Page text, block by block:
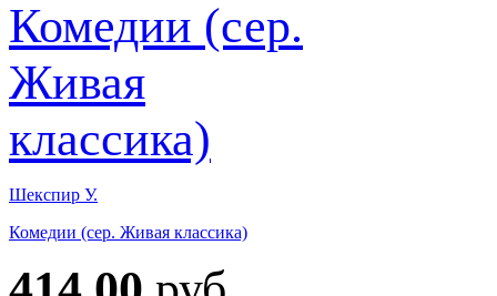
Шекспир У.
Комедии (сер. Живая классика)